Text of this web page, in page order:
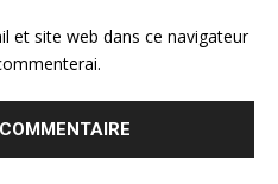
et site web dans ce navigateur